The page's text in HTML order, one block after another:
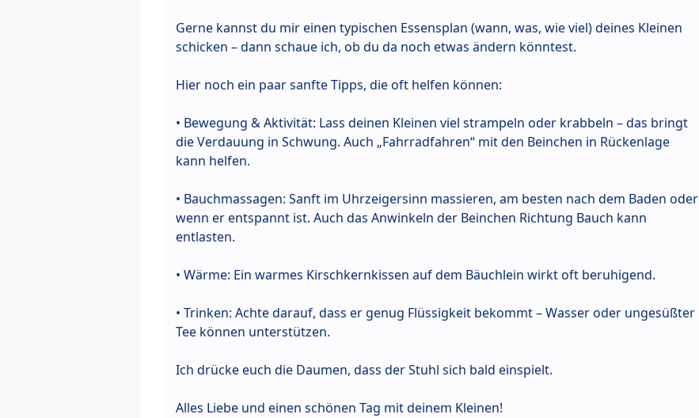
Gerne kannst du mir einen typischen Essensplan (wann, was, wie viel) deines Kleinen
schicken – dann schaue ich, ob du da noch etwas ändern könntest.
Hier noch ein paar sanfte Tipps, die oft helfen können:
• Bewegung & Aktivität: Lass deinen Kleinen viel strampeln oder krabbeln – das bringt
die Verdauung in Schwung. Auch „Fahrradfahren“ mit den Beinchen in Rückenlage
kann helfen.
• Bauchmassagen: Sanft im Uhrzeigersinn massieren, am besten nach dem Baden oder
wenn er entspannt ist. Auch das Anwinkeln der Beinchen Richtung Bauch kann
entlasten.
• Wärme: Ein warmes Kirschkernkissen auf dem Bäuchlein wirkt oft beruhigend.
• Trinken: Achte darauf, dass er genug Flüssigkeit bekommt – Wasser oder ungesüßter
Tee können unterstützen.
Ich drücke euch die Daumen, dass der Stuhl sich bald einspielt.
Alles Liebe und einen schönen Tag mit deinem Kleinen!